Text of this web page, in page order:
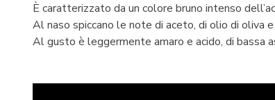
È caratterizzato da un colore bruno intenso
Al naso spiccano le note di aceto, di olio di oliva
Al gusto è leggermente amaro e acido, di bassa